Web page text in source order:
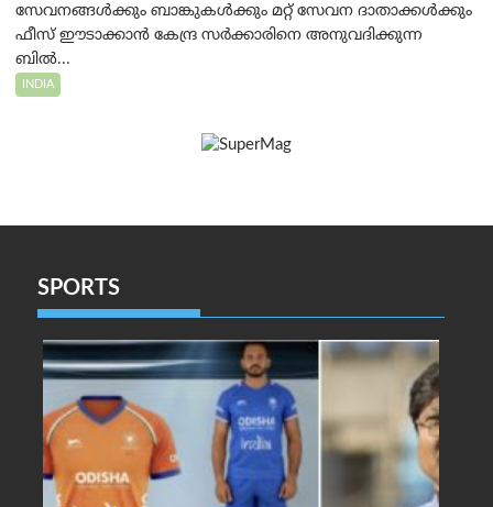
സേവനങ്ങൾക്കും ബാങ്കുകൾക്കും മറ്റ് സേവന ദാതാക്കൾക്കും
ഫീസ് ഈടാക്കാൻ കേന്ദ്ര സർക്കാരിനെ അനുവദിക്കുന്ന
ബിൽ...
INDIA
SPORTS